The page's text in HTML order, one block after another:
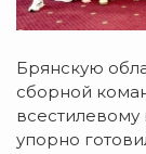
Брянскую
сборной
всестилевому
упорно